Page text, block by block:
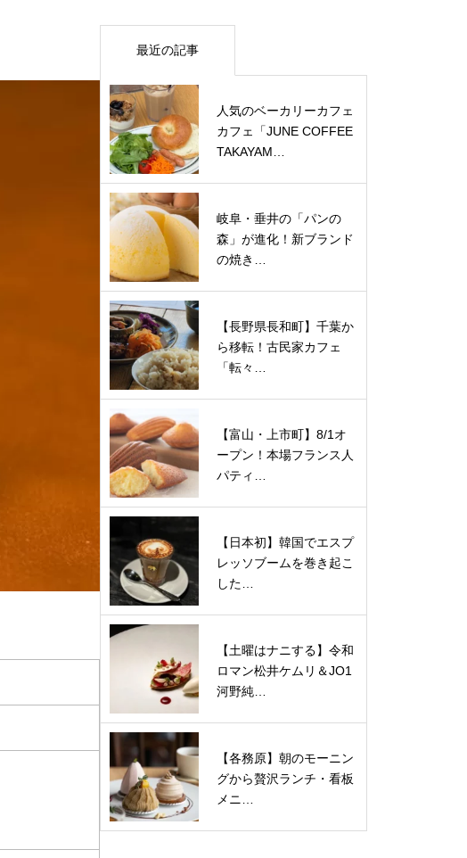
最近の記事
人気のベーカリーカフェ
カフェ「JUNE COFFEE
TAKAYAM…
岐阜・垂井の「パンの
森」が進化！新ブランド
の焼き…
【長野県長和町】千葉か
ら移転！古民家カフェ
「転々…
【富山・上市町】8/1オ
ープン！本場フランス人
パティ…
【日本初】韓国でエスプ
レッソブームを巻き起こ
した…
【土曜はナニする】令和
ロマン松井ケムリ＆JO1
河野純…
【各務原】朝のモーニン
グから贅沢ランチ・看板
メニ…